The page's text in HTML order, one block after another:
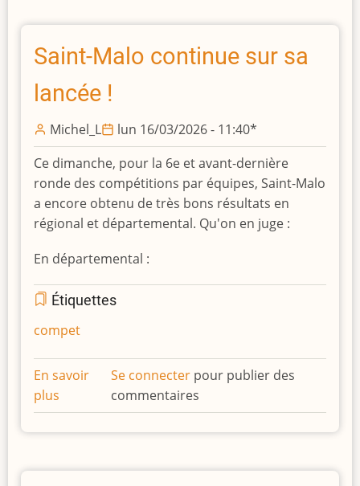
Saint-Malo continue sur sa
lancée !
Michel_L lun 16/03/2026 - 11:40*
Ce dimanche, pour la 6e et avant-dernière
ronde des compétitions par équipes, Saint-Malo
a encore obtenu de très bons résultats en
régional et départemental. Qu'on en juge :
En départemental :
Étiquettes
compet
En savoir
plus
Saint-
Malo
sur
Se connecterpour publier des
commentaires